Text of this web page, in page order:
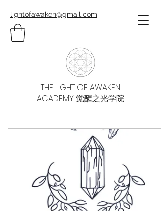
lightofawaken@gmail.com
THE LIGHT OF AWAKEN
ACADEMY 觉醒之光学院